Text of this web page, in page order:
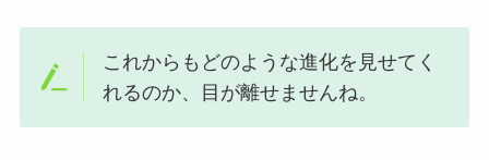
これからもどのような進化を見せてく
れるのか、目が離せませんね。